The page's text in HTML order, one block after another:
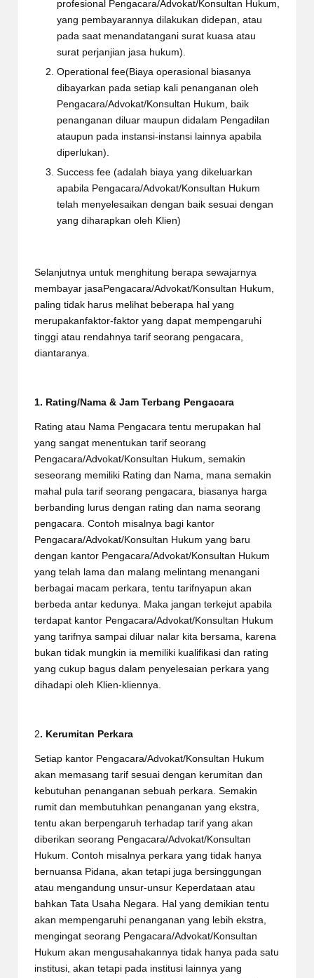
profesional Pengacara/Advokat/Konsultan Hukum,
yang pembayarannya dilakukan didepan, atau
pada saat menandatangani surat kuasa atau
surat perjanjian jasa hukum).
Operational fee(Biaya operasional biasanya
dibayarkan pada setiap kali penanganan oleh
Pengacara/Advokat/Konsultan Hukum, baik
penanganan diluar maupun didalam Pengadilan
ataupun pada instansi-instansi lainnya apabila
diperlukan).
Success fee (adalah biaya yang dikeluarkan
apabila Pengacara/Advokat/Konsultan Hukum
telah menyelesaikan dengan baik sesuai dengan
yang diharapkan oleh Klien)
Selanjutnya untuk menghitung berapa sewajarnya
membayar jasaPengacara/Advokat/Konsultan Hukum,
paling tidak harus melihat beberapa hal yang
merupakanfaktor-faktor yang dapat mempengaruhi
tinggi atau rendahnya tarif seorang pengacara,
diantaranya.
1. Rating/Nama & Jam Terbang Pengacara
Rating atau Nama Pengacara tentu merupakan hal
yang sangat menentukan tarif seorang
Pengacara/Advokat/Konsultan Hukum, semakin
seseorang memiliki Rating dan Nama, mana semakin
mahal pula tarif seorang pengacara, biasanya harga
berbanding lurus dengan rating dan nama seorang
pengacara. Contoh misalnya bagi kantor
Pengacara/Advokat/Konsultan Hukum yang baru
dengan kantor Pengacara/Advokat/Konsultan Hukum
yang telah lama dan malang melintang menangani
berbagai macam perkara, tentu tarifnyapun akan
berbeda antar kedunya. Maka jangan terkejut apabila
terdapat kantor Pengacara/Advokat/Konsultan Hukum
yang tarifnya sampai diluar nalar kita bersama, karena
bukan tidak mungkin ia memiliki kualifikasi dan rating
yang cukup bagus dalam penyelesaian perkara yang
dihadapi oleh Klien-kliennya.
2. Kerumitan Perkara
Setiap kantor Pengacara/Advokat/Konsultan Hukum
akan memasang tarif sesuai dengan kerumitan dan
kebutuhan penanganan sebuah perkara. Semakin
rumit dan membutuhkan penanganan yang ekstra,
tentu akan berpengaruh terhadap tarif yang akan
diberikan seorang Pengacara/Advokat/Konsultan
Hukum. Contoh misalnya perkara yang tidak hanya
bernuansa Pidana, akan tetapi juga bersinggungan
atau mengandung unsur-unsur Keperdataan atau
bahkan Tata Usaha Negara. Hal yang demikian tentu
akan mempengaruhi penanganan yang lebih ekstra,
mengingat seorang Pengacara/Advokat/Konsultan
Hukum akan mengusahakannya tidak hanya pada satu
institusi, akan tetapi pada institusi lainnya yang